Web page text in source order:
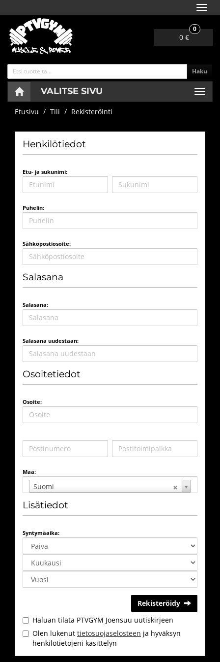
0 €
0
Haku
VALITSE SIVU
Etusivu Tili Rekisteröinti
Henkilötiedot
Etu- ja sukunimi:
Puhelin:
Sähköpostiosoite:
Salasana
Salasana:
Salasana uudestaan:
Osoitetiedot
Osoite:
Maa:
Suomi
Lisätiedot
Syntymäaika:
Rekisteröidy
Haluan tilata PTVGYM Joensuu uutiskirjeen
Olen lukenut tietosuojaselosteen ja hyväksyn
henkilötietojeni käsittelyn